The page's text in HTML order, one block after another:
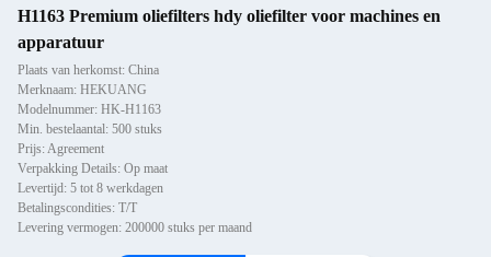
H1163 Premium oliefilters hdy oliefilter voor machines en
apparatuur
Plaats van herkomst: China
Merknaam: HEKUANG
Modelnummer: HK-H1163
Min. bestelaantal: 500 stuks
Prijs: Agreement
Verpakking Details: Op maat
Levertijd: 5 tot 8 werkdagen
Betalingscondities: T/T
Levering vermogen: 200000 stuks per maand